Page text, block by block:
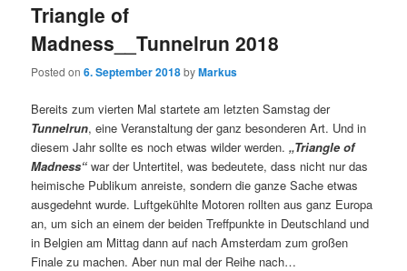
Triangle of
Madness__Tunnelrun 2018
Posted on6. September 2018byMarkus
Bereits zum vierten Mal startete am letzten Samstag der
Tunnelrun, eine Veranstaltung der ganz besonderen Art. Und in
diesem Jahr sollte es noch etwas wilder werden.„Triangle of
Madness“ war der Untertitel, was bedeutete, dass nicht nur das
heimische Publikum anreiste, sondern die ganze Sache etwas
ausgedehnt wurde. Luftgekühlte Motoren rollten aus ganz Europa
an, um sich an einem der beiden Treffpunkte in Deutschland und
in Belgien am Mittag dann auf nach Amsterdam zum großen
Finale zu machen. Aber nun mal der Reihe nach…